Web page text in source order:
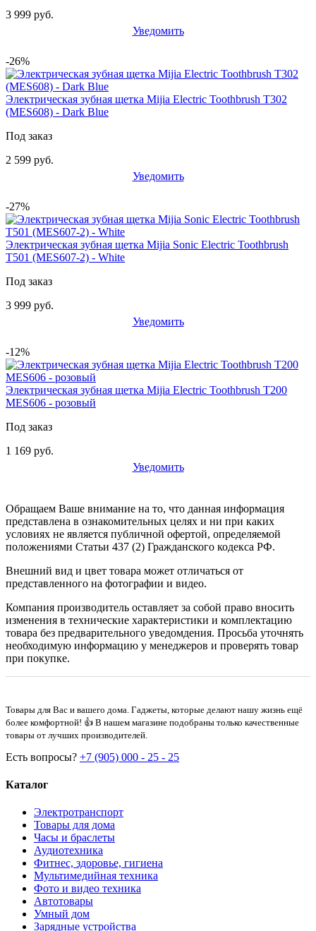
3 999 руб.
Уведомить
-26%
Электрическая зубная щетка Mijia Electric Toothbrush T302
(MES608) - Dark Blue
Под заказ
2 599 руб.
Уведомить
-27%
Электрическая зубная щетка Mijia Sonic Electric Toothbrush
T501 (MES607-2) - White
Под заказ
3 999 руб.
Уведомить
-12%
Электрическая зубная щетка Mijia Electric Toothbrush T200
MES606 - розовый
Под заказ
1 169 руб.
Уведомить
Обращаем Ваше внимание на то, что данная информация
представлена в ознакомительных целях и ни при каких
условиях не является публичной офертой, определяемой
положениями Статьи 437 (2) Гражданского кодекса РФ.
Внешний вид и цвет товара может отличаться от
представленного на фотографии и видео.
Компания производитель оставляет за собой право вносить
изменения в технические характеристики и комплектацию
товара без предварительного уведомдения. Просьба уточнять
необходимую информацию у менеджеров и проверять товар
при покупке.
Товары для Вас и вашего дома. Гаджеты, которые делают нашу жизнь ещё
более комфортной! 👍 В нашем магазине подобраны только качественные
товары от лучших производителей.
Есть вопросы? +7 (905) 000 - 25 - 25
Каталог
Электротранспорт
Товары для дома
Часы и браслеты
Аудиотехника
Фитнес, здоровье, гигиена
Мультимедийная техника
Фото и видео техника
Автотовары
Умный дом
Зарядные устройства